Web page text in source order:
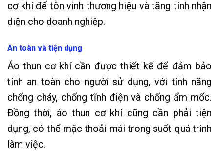
cơ khí để tôn vinh thương hiệu và tăng tính nhận
diện cho doanh nghiệp.
An toàn và tiện dụng
Áo thun cơ khí cần được thiết kế để đảm bảo
tính an toàn cho người sử dụng, với tính năng
chống cháy, chống tĩnh điện và chống ẩm mốc.
Đồng thời, áo thun cơ khí cũng cần phải tiện
dụng, có thể mặc thoải mái trong suốt quá trình
làm việc.